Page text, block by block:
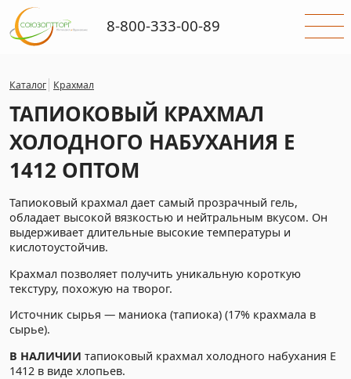
Каталог Крахмал
ТАПИОКОВЫЙ КРАХМАЛ
ХОЛОДНОГО НАБУХАНИЯ Е
1412 ОПТОМ
Тапиоковый крахмал дает самый прозрачный гель,
обладает высокой вязкостью и нейтральным вкусом. Он
выдерживает длительные высокие температуры и
кислотоустойчив.
Крахмал позволяет получить уникальную короткую
текстуру, похожую на творог.
Источник сырья — маниока (тапиока) (17% крахмала в
сырье).
В НАЛИЧИИ тапиоковый крахмал холодного набухания Е
1412 в виде хлопьев.
8-800-333-00-89